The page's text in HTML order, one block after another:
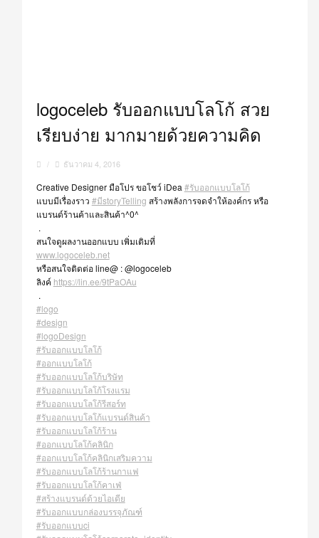
logoceleb รับออกแบบโลโก้ สวย
เรียบง่าย มากมายด้วยความคิด
/ ธันวาคม 4, 2016
Creative Designer มือโปร ขอโชว์ iDea #รับออกแบบโลโก้
แบบมีเรื่องราว #มีstoryTelling สร้างพลังการจดจำให้องค์กร หรือ
แบรนด์ร้านค้าและสินค้า^0^
.
สนใจดูผลงานออกแบบ เพิ่มเติมที่
www.logoceleb.net
หรือสนใจติดต่อ line@ : @logoceleb
ลิงค์ https://lin.ee/9tPaOAu
.
#logo
#design
#logoDesign
#รับออกแบบโลโก้
#ออกแบบโลโก้
#รับออกแบบโลโก้บริษัท
#รับออกแบบโลโก้โรงแรม
#รับออกแบบโลโก้รีสอร์ท
#รับออกแบบโลโก้แบรนด์สินค้า
#รับออกแบบโลโก้ร้าน
#ออกแบบโลโก้คลินิก
#ออกแบบโลโก้คลินิกเสริมความ
#รับออกแบบโลโก้ร้านกาแฟ
#รับออกแบบโลโก้คาเฟ่
#สร้างแบรนด์ด้วยไอเดีย
#รับออกแบบกล่องบรรจุภัณฑ์
#รับออกแบบci